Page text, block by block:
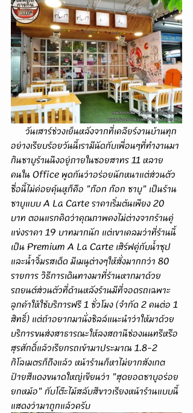
อย่างเรียบร้อยวันนี้เรามีนัดกับเพื่อนๆที่ทำงานมา
กินชาบูร้านนึงอยู่ภายในซอยสาทร 11 หลาย
คนใน Office พูดกันว่าอร่อยนักหนาแต่ส่วนตัว
ชื่อนี้ไม่ค่อยคุ้นหูก็คือ "ก๊อก ก๊อก ชาบู" เป็นร้าน
ชาบูแบบ A La Carte ราคาเริ่มต้นเพียง 20
บาท ตอนแรกคิดว่าคุณภาพคงไม่ต่างจากร้านคู่
แข่งราคา 19 บาทมากนัก แต่เขาเคลมว่าที่ร้านนี้
เป็น Premium A La Carte เสิร์ฟคู่กับน้ำซุป
และน้ำจิ้มรสเด็ด มีเมนูต่างๆให้สั่งมากกว่า 80
รายการ วิธีการเดินทางมาที่ร้านหากมาด้วย
รถยนต์ส่วนตัวที่ด้านหลังร้านมีที่จอดรถเฉพาะ
ลูกค้าให้ใช้บริการฟรี 1 ชั่วโมง (จำกัด 2 คนต่อ 1
สิทธิ์) แต่ถ้าอยากมานั่งชิลล์แนะนำว่าให้มาด้วย
บริการขนส่งสาธารณะให้ลงสถานีช่องนนทรีหรือ
สุรศักดิ์แล้วเรียกรถเข้ามาประมาณ 1.8-2
กิโลเมตรก็ถึงแล้ว หน้าร้านก็หาไม่ยากสังเกต
ป้ายสีแดงขนาดใหญ่เขียนว่า "สุดยอดชาบูอร่อย
ยกหม้อ" กับโต๊ะไม้สลับสีขาวเรียงหน้าร้านแบบนี้
แสดงว่ามาถูกแล้วครับ